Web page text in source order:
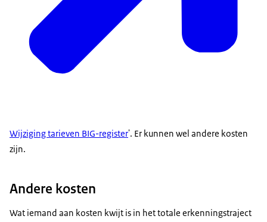
Wijziging tarieven BIG-register'. Er kunnen wel andere kosten
zijn.
Andere kosten
Wat iemand aan kosten kwijt is in het totale erkenningstraject